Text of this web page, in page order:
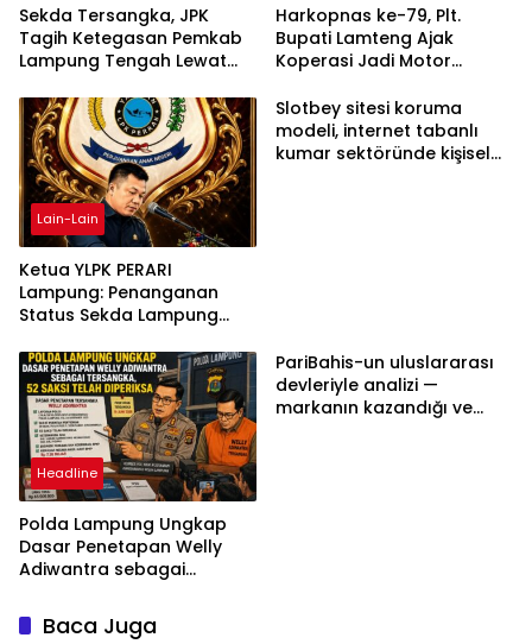
Sekda Tersangka, JPK
Tagih Ketegasan Pemkab
Lampung Tengah Lewat
Harkopnas ke-79, Plt.
Bupati Lamteng Ajak
Koperasi Jadi Motor
Lain-Lain
Ketua YLPK PERARI
Lampung: Penanganan
Status Sekda Lampung
Berdasarkan Aturan,
Bukan Tekanan Opini
Slotbey sitesi koruma
modeli, internet tabanlı
kumar sektöründe kişisel
Headline
Polda Lampung Ungkap
Dasar Penetapan Welly
Adiwantra sebagai
Diperiksa
PariBahis-un uluslararası
devleriyle analizi —
markanın kazandığı ve
Baca Juga